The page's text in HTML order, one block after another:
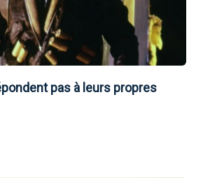
pas à leurs propres